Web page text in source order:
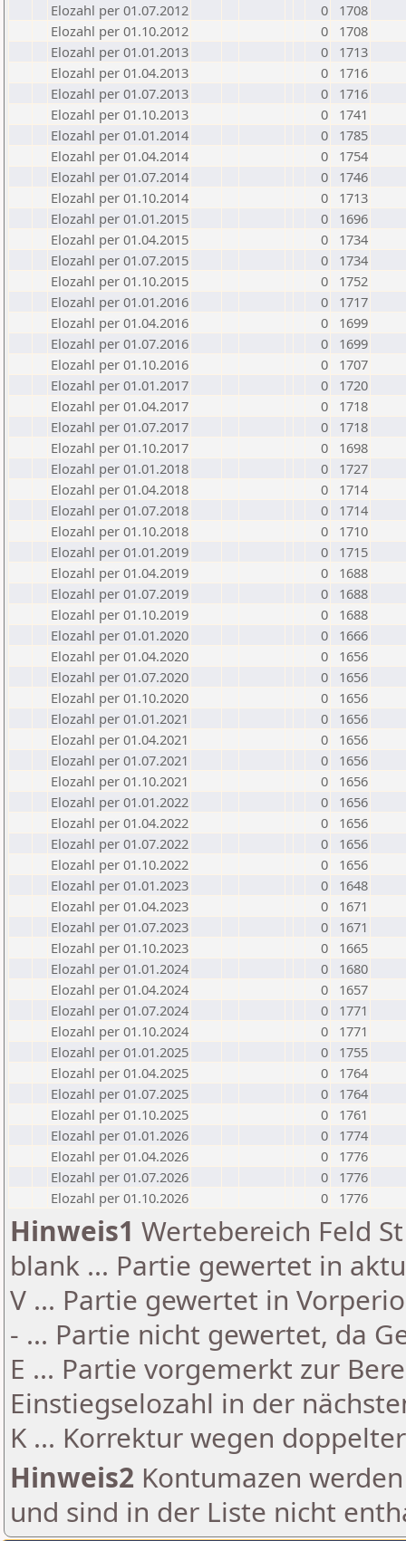
Elozahl per 01.07.2012
0
1708
Elozahl per 01.10.2012
0
1708
Elozahl per 01.01.2013
0
1713
Elozahl per 01.04.2013
0
1716
Elozahl per 01.07.2013
0
1716
Elozahl per 01.10.2013
0
1741
Elozahl per 01.01.2014
0
1785
Elozahl per 01.04.2014
0
1754
Elozahl per 01.07.2014
0
1746
Elozahl per 01.10.2014
0
1713
Elozahl per 01.01.2015
0
1696
Elozahl per 01.04.2015
0
1734
Elozahl per 01.07.2015
0
1734
Elozahl per 01.10.2015
0
1752
Elozahl per 01.01.2016
0
1717
Elozahl per 01.04.2016
0
1699
Elozahl per 01.07.2016
0
1699
Elozahl per 01.10.2016
0
1707
Elozahl per 01.01.2017
0
1720
Elozahl per 01.04.2017
0
1718
Elozahl per 01.07.2017
0
1718
Elozahl per 01.10.2017
0
1698
Elozahl per 01.01.2018
0
1727
Elozahl per 01.04.2018
0
1714
Elozahl per 01.07.2018
0
1714
Elozahl per 01.10.2018
0
1710
Elozahl per 01.01.2019
0
1715
Elozahl per 01.04.2019
0
1688
Elozahl per 01.07.2019
0
1688
Elozahl per 01.10.2019
0
1688
Elozahl per 01.01.2020
0
1666
Elozahl per 01.04.2020
0
1656
Elozahl per 01.07.2020
0
1656
Elozahl per 01.10.2020
0
1656
Elozahl per 01.01.2021
0
1656
Elozahl per 01.04.2021
0
1656
Elozahl per 01.07.2021
0
1656
Elozahl per 01.10.2021
0
1656
Elozahl per 01.01.2022
0
1656
Elozahl per 01.04.2022
0
1656
Elozahl per 01.07.2022
0
1656
Elozahl per 01.10.2022
0
1656
Elozahl per 01.01.2023
0
1648
Elozahl per 01.04.2023
0
1671
Elozahl per 01.07.2023
0
1671
Elozahl per 01.10.2023
0
1665
Elozahl per 01.01.2024
0
1680
Elozahl per 01.04.2024
0
1657
Elozahl per 01.07.2024
0
1771
Elozahl per 01.10.2024
0
1771
Elozahl per 01.01.2025
0
1755
Elozahl per 01.04.2025
0
1764
Elozahl per 01.07.2025
0
1764
Elozahl per 01.10.2025
0
1761
Elozahl per 01.01.2026
0
1774
Elozahl per 01.04.2026
0
1776
Elozahl per 01.07.2026
0
1776
Elozahl per 01.10.2026
0 1776
Hinweis1 Wertebereich Feld
blank ... Partie gewertet in
V ... Partie gewertet in
- ... Partie nicht gewertet, da
E ... Partie vorgemerkt zur
Einstiegselozahl in der
K ... Korrektur wegen
Hinweis2 Kontumazen
und sind in der Liste nicht